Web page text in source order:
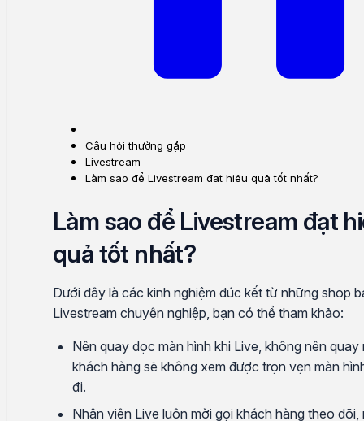
Câu hỏi thường gặp
Livestream
Làm sao để Livestream đạt hiệu quả tốt nhất?
Làm sao để Livestream đạt
quả tốt nhất?
Dưới đây là các kinh nghiệm đúc kết từ những shop
Livestream chuyên nghiệp, bạn có thể tham khảo:
Nên quay dọc màn hình khi Live, không nên quay
khách hàng sẽ không xem được trọn vẹn màn
đi.
Nhân viên Live luôn mời gọi khách hàng theo dõi,